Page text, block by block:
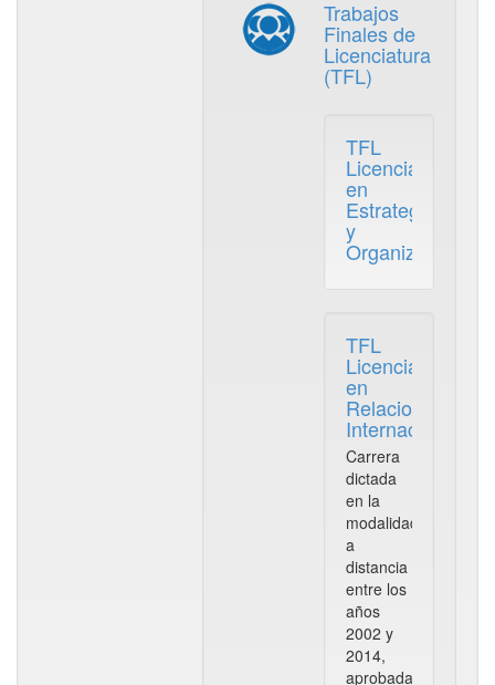
Trabajos
Finales de
Licenciatura
(TFL)
TFL
Licenciatura
en
Estrategia
y
Organización
TFL
Licenciatura
en
Relaciones
Internacionales
Carrera
dictada
en la
modalidad
a
distancia
entre los
años
2002 y
2014,
aprobada